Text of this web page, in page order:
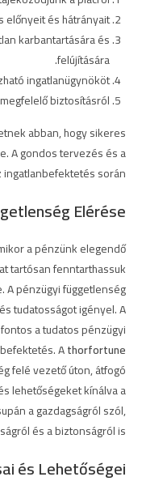
és hátrányait.
karbantartására és
felújítására.
ingatlanügynököt.
biztosításról.
abban, hogy sikeres
A gondos tervezés és a
során.
Elérése
a pénzünk elegendő
tartósan fenntarthassuk
A pénzügyi függetlenség
tudatosságot igényel. A
a tudatos pénzügyi
Athorfortune
felé vezető úton, átfogó
lehetőségeket kínálva a
a gazdagságról szól,
és a biztonságról is.
és Lehetőségei